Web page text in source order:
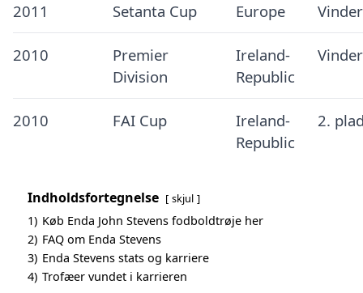
2011 Setanta Cup Europe Vinder
2010
Premier
Division
Ireland-
Republic
Vinder
2010 FAI Cup
Ireland-
Republic
2.
Indholdsfortegnelse skjul
1) Køb Enda John Stevens fodboldtrøje her
2) FAQ om Enda Stevens
3) Enda Stevens stats og karriere
4) Trofæer vundet i karrieren